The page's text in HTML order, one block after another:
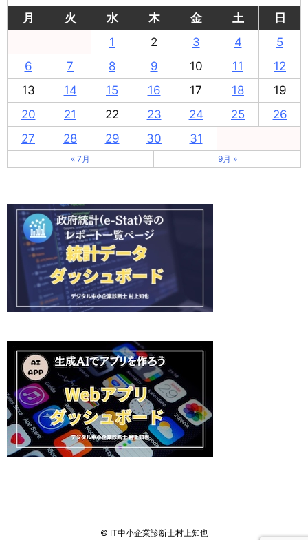
月
火 水 木 金 土
日
1
2 3 4
5
6
7 8 9 10 11
12
13
14 15 16 17 18
19
20
21 22 23 24 25
26
27
28 29 30 31
« 7月 9月 »
© IT中小企業診断士村上知也